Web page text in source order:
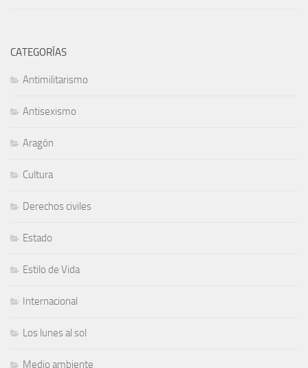
CATEGORÍAS
Antimilitarismo
Antisexismo
Aragón
Cultura
Derechos civiles
Estado
Estilo de Vida
Internacional
Los lunes al sol
Medio ambiente